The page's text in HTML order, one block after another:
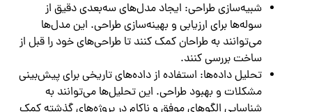
شبیه‌سازی طراحی: ایجاد مدل‌های سه‌بعدی دقیق از
سوله‌ها برای ارزیابی و بهینه‌سازی طراحی. این مدل‌ها
می‌توانند به طراحان کمک کنند تا طراحی‌های خود را قبل از
ساخت بررسی کنند.
تحلیل داده‌ها: استفاده از داده‌های تاریخی برای پیش‌بینی
مشکلات و بهبود طراحی. این تحلیل‌ها می‌توانند به